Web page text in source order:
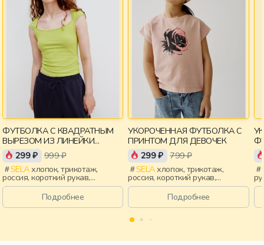
ФУТБОЛКА С КВАДРАТНЫМ
ВЫРЕЗОМ ИЗ ЛИНЕЙКИ
YOUNG
299 ₽ 999 ₽
SELAхлопок, трикотаж,
россия, короткий рукав,
короткие, прилегающие,
крылышки, вырез, девочки,
старшеклассники, дети
Подробнее
УКОРОЧЕННАЯ ФУТБОЛКА С
ПРИНТОМ ДЛЯ ДЕВОЧЕК
299 ₽ 799 ₽
SELAхлопок, трикотаж,
россия, короткий рукав,
укороченные, короткие,
прилегающие, принт, вырез,
круглый вырез, девочки, дети
Подробнее